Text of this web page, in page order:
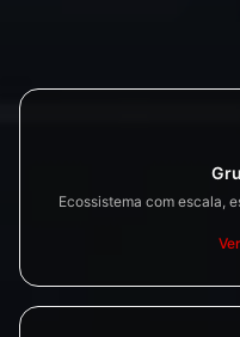
Ecossistema com escala,